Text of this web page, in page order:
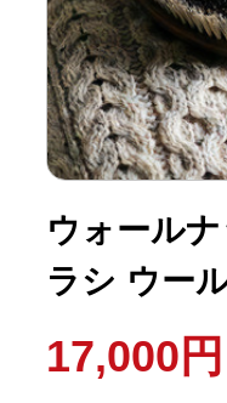
ウォール
ラシ ウー
【
17,000円